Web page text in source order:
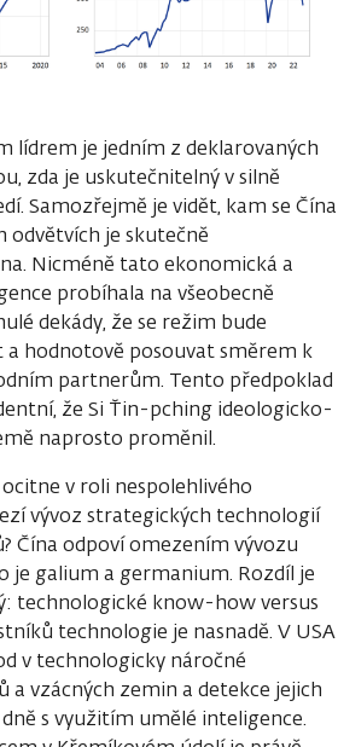
lídrem je jedním z deklarovaných
zda je uskutečnitelný v silně
Samozřejmě je vidět, kam se Čína
odvětvích je skutečně
Nicméně tato ekonomická a
probíhala na všeobecně
dekády, že se režim bude
hodnotově posouvat směrem k
partnerům. Tento předpoklad
že Si Ťin-pching ideologicko-
naprosto proměnil.
v roli nespolehlivého
vývoz strategických technologií
Čína odpoví omezením vývozu
je galium a germanium. Rozdíl je
technologické know-how versus
technologie je nasnadě. V USA
v technologicky náročné
a vzácných zemin a detekce jejich
s využitím umělé inteligence.